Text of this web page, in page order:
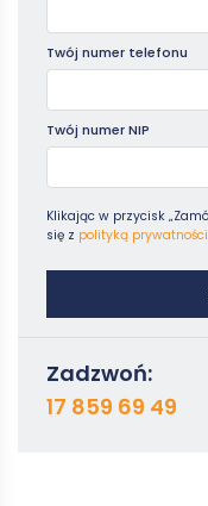
Twój numer telefonu
Twój numer NIP
Klikając w przycisk
się z polityką
Zadzwoń:
17 859 69 49